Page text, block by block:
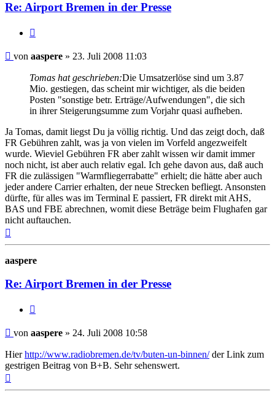
Re: Airport Bremen in der Presse
Ungelesener
von aaspere » 23. Juli 2008 11:03
Tomas hat geschrieben:Die Umsatzerlöse sind um 3.87
Mio. gestiegen, das scheint mir wichtiger, als die beiden
Posten "sonstige betr. Erträge/Aufwendungen", die sich
in ihrer Steigerungsumme zum Vorjahr quasi aufheben.
Ja Tomas, damit liegst Du ja völlig richtig. Und das zeigt doch, daß
FR Gebühren zahlt, was ja von vielen im Vorfeld angezweifelt
wurde. Wieviel Gebühren FR aber zahlt wissen wir damit immer
noch nicht, ist aber auch relativ egal. Ich gehe davon aus, daß auch
FR die zulässigen "Warmfliegerrabatte" erhielt; die hätte aber auch
jeder andere Carrier erhalten, der neue Strecken befliegt. Ansonsten
dürfte, für alles was im Terminal E passiert, FR direkt mit AHS,
BAS und FBE abrechnen, womit diese Beträge beim Flughafen gar
nicht auftauchen.
aaspere
Re: Airport Bremen in der Presse
Ungelesener
von aaspere » 24. Juli 2008 10:58
Hierhttp://www.radiobremen.de/tv/buten-un-binnen/der Link zum
gestrigen Beitrag von B+B. Sehr sehenswert.